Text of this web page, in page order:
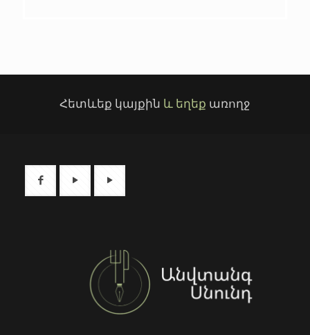
Հետևեք կայքին և եղեք առողջ